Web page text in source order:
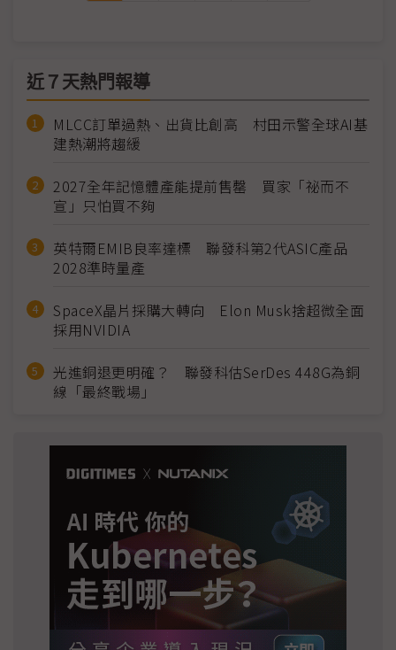
近７天熱門報導
MLCC訂單過熱、出貨比創高 村田示警全球AI基
建熱潮將趨緩
2027全年記憶體產能提前售罄 買家「祕而不
宣」只怕買不夠
英特爾EMIB良率達標 聯發科第2代ASIC產品
2028準時量產
SpaceX晶片採購大轉向 Elon Musk捨超微全面
採用NVIDIA
光進銅退更明確？ 聯發科估SerDes 448G為銅
線「最終戰場」